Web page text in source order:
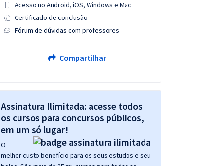
Acesso no Android, iOS, Windows e Mac
Certificado de conclusão
Fórum de dúvidas com professores
Compartilhar
Assinatura Ilimitada: acesse todos
os cursos para concursos públicos,
em um só lugar!
O
melhor custo benefício para os seus estudos e seu